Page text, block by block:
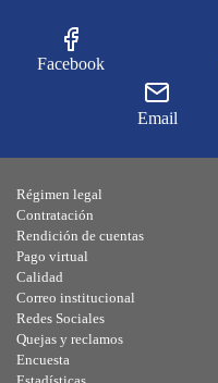
Facebook
Email
Régimen legal
Contratación
Rendición de cuentas
Pago virtual
Calidad
Correo institucional
Redes Sociales
Quejas y reclamos
Encuesta